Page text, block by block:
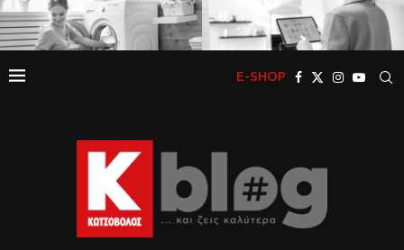
E-SHOP